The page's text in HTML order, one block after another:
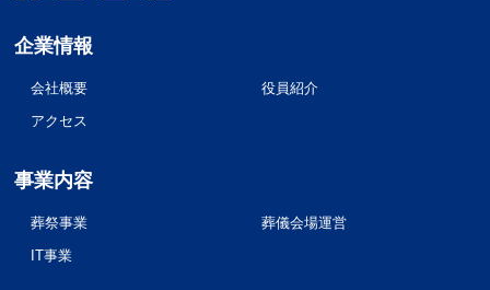
企業情報
会社概要
役員紹介
アクセス
事業内容
葬祭事業
葬儀会場運営
IT事業